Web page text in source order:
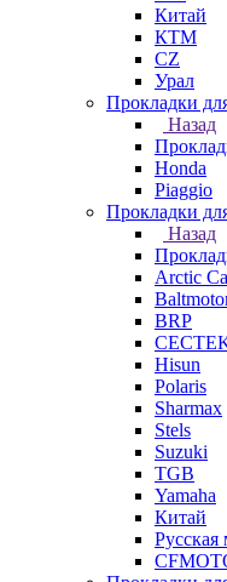
Китай
КТМ
СZ
Урал
Прокладки
Назад
Honda
Piaggio
Прокладки
Назад
Arctic
BRP
Hisun
Polaris
Sharmax
Stels
Suzuki
TGB
Yamaha
Китай
Русская